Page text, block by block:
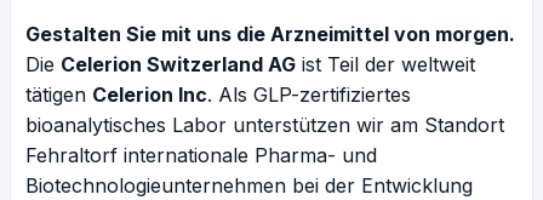
Gestalten Sie mit uns die Arzneimittel von morgen.
Die Celerion Switzerland AG ist Teil der weltweit
tätigen Celerion Inc. Als GLP-zertifiziertes
bioanalytisches Labor unterstützen wir am Standort
Fehraltorf internationale Pharma- und
Biotechnologieunternehmen bei der Entwicklung